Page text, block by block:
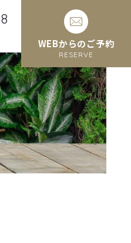
WEBからのご予約
RESERVE